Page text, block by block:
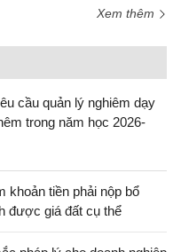
Xem thêm
cầu quản lý nghiêm dạy
trong năm học 2026-
khoản tiền phải nộp bổ
được giá đất cụ thể